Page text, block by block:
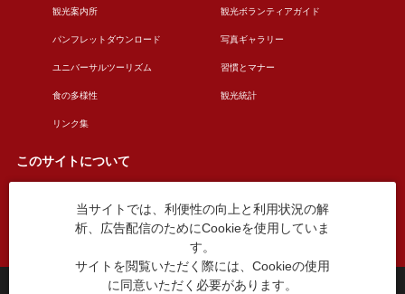
観光案内所 観光ボランティアガイド
パンフレットダウンロード 写真ギャラリー
ユニバーサルツーリズム 習慣とマナー
食の多様性 観光統計
リンク集
このサイトについて
このサイトについて 広告掲載について
お問い合わせ
台東区役所観光課
当サイトでは、利便性の向上と利用状況の解
析、広告配信のためにCookieを使用していま
す。
サイトを閲覧いただく際には、Cookieの使用
に同意いただく必要があります。